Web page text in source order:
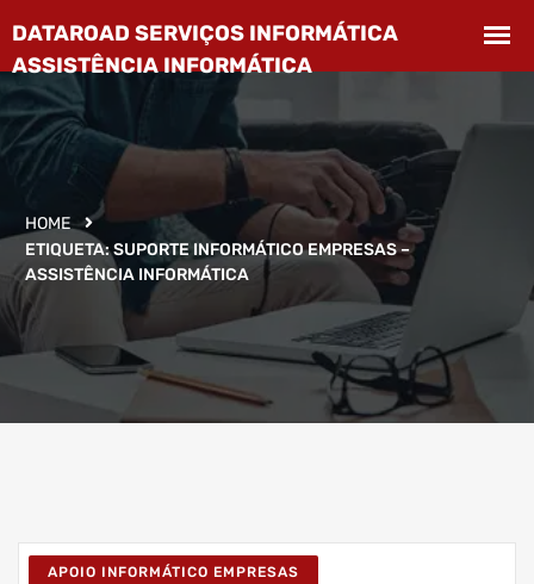
HOME
ETIQUETA:SUPORTE INFORMÁTICO EMPRESAS –
ASSISTÊNCIA INFORMÁTICA
APOIO INFORMÁTICO EMPRESAS